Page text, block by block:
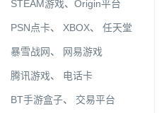
STEAM游戏、 Origin平台
PSN点卡、 XBOX、 任天堂
暴雪战网、 网易游戏
腾讯游戏、 电话卡
BT手游盒子、 交易平台